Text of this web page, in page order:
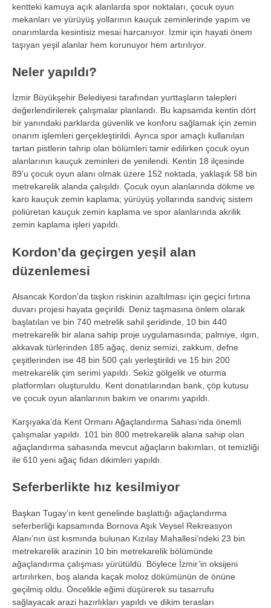
kentteki kamuya açık alanlarda spor noktaları, çocuk oyun
mekanları ve yürüyüş yollarının kauçuk zeminlerinde yapım ve
onarımlarda kesintisiz mesai harcanıyor. İzmir için hayati önem
taşıyan yeşil alanlar hem korunuyor hem artırılıyor.
Neler yapıldı?
İzmir Büyükşehir Belediyesi tarafından yurttaşların talepleri
değerlendirilerek çalışmalar planlandı. Bu kapsamda kentin dört
bir yanındaki parklarda güvenlik ve konforu sağlamak için zemin
onarım işlemleri gerçekleştirildi. Ayrıca spor amaçlı kullanılan
tartan pistlerin tahrip olan bölümleri tamir edilirken çocuk oyun
alanlarının kauçuk zeminleri de yenilendi. Kentin 18 ilçesinde
89’u çocuk oyun alanı olmak üzere 152 noktada, yaklaşık 58 bin
metrekarelik alanda çalışıldı. Çocuk oyun alanlarında dökme ve
karo kauçuk zemin kaplama; yürüyüş yollarında sandviç sistem
poliüretan kauçuk zemin kaplama ve spor alanlarında akrilik
zemin kaplama işleri yapıldı.
Kordon’da geçirgen yeşil alan
düzenlemesi
Alsancak Kordon’da taşkın riskinin azaltılması için geçici fırtına
duvarı projesi hayata geçirildi. Deniz taşmasına önlem olarak
başlatılan ve bin 740 metrelik sahil şeridinde, 10 bin 440
metrekarelik bir alana sahip proje uygulamasında; palmiye, ılgın,
akkavak türlerinden 185 ağaç, deniz semizi, zakkum, defne
çeşitlerinden ise 48 bin 500 çalı yerleştirildi ve 15 bin 200
metrekarelik çim serimi yapıldı. Sekiz gölgelik ve oturma
platformları oluşturuldu. Kent donatılarından bank, çöp kutusu
ve çocuk oyun alanlarının bakım ve onarımı yapıldı.
Karşıyaka’da Kent Ormanı Ağaçlandırma Sahası’nda önemli
çalışmalar yapıldı. 101 bin 800 metrekarelik alana sahip olan
ağaçlandırma sahasında mevcut ağaçların bakımları, ot temizliği
ile 610 yeni ağaç fidan dikimleri yapıldı.
Seferberlikte hız kesilmiyor
Başkan Tugay’ın kent genelinde başlattığı ağaçlandırma
seferberliği kapsamında Bornova Aşık Veysel Rekreasyon
Alanı’nın üst kısmında bulunan Kızılay Mahallesi’ndeki 23 bin
metrekarelik arazinin 10 bin metrekarelik bölümünde
ağaçlandırma çalışması yürütüldü. Böylece İzmir’in oksijeni
artırılırken, boş alanda kaçak moloz dökümünün de önüne
geçilmiş oldu. Öncelikle eğimi düşürerek su tasarrufu
sağlayacak arazi hazırlıkları yapıldı ve dikim terasları